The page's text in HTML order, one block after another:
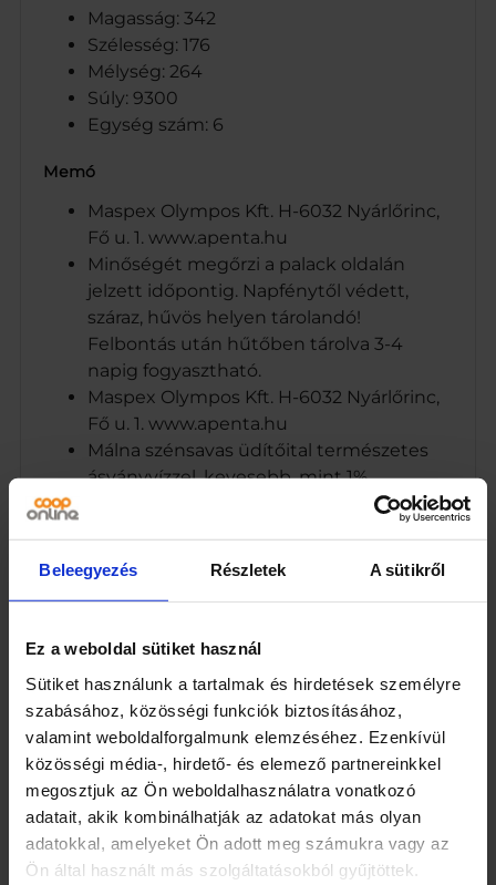
Beleegyezés Részletek A sütikről
Ez a weboldal sütiket használ
Sütiket használunk a tartalmak és hirdetések személyre
szabásához, közösségi funkciók biztosításához,
valamint weboldalforgalmunk elemzéséhez. Ezenkívül
közösségi média-, hirdető- és elemező partnereinkkel
megosztjuk az Ön weboldalhasználatra vonatkozó
adatait, akik kombinálhatják az adatokat más olyan
adatokkal, amelyeket Ön adott meg számukra vagy az
Ön által használt más szolgáltatásokból gyűjtöttek.
Magasság: 342
Szélesség: 176
Mélység: 264
Súly: 9300
Egység szám: 6
Memó
Maspex Olympos Kft. H-6032 Nyárlőrinc,
Fő u. 1. www.apenta.hu
Minőségét megőrzi a palack oldalán
jelzett időpontig. Napfénytől védett,
száraz, hűvös helyen tárolandó!
Felbontás után hűtőben tárolva 3-4
napig fogyasztható.
Maspex Olympos Kft. H-6032 Nyárlőrinc,
Fő u. 1. www.apenta.hu
Málna szénsavas üdítőital természetes
ásványvízzel, kevesebb, mint 1%
Márka
1,5
Egység (szabadon)
L
Összetevők
Apenta Mineral természetes ásványvíz